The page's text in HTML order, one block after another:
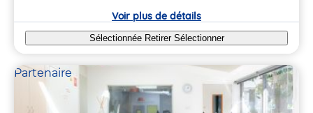
Voir plus de détails
Sélectionnée Retirer Sélectionner
Partenaire